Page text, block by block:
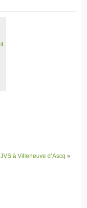
JVS à Villeneuve d’Ascq »